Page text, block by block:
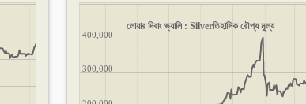
লোয়ার দিবাং ভ্যালি : Silverতিহাসিক রৌপ্য মূল্য
300,000
400,000